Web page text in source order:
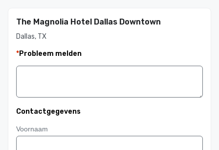
The Magnolia Hotel Dallas Downtown
Dallas, TX
*Probleem melden
Contactgegevens
Voornaam